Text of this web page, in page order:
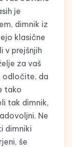
je
dimnik iz
klasične
v prejšnjih
za vaš
odločite, da
tako
tak dimnik,
Ne
dimniki
še